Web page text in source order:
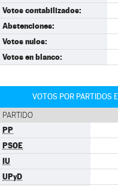
Votos contabilizados:
Abstenciones:
Votos nulos:
Votos en blanco:
VOTOS POR PARTIDOS
PARTIDO
PP
PSOE
IU
UPyD